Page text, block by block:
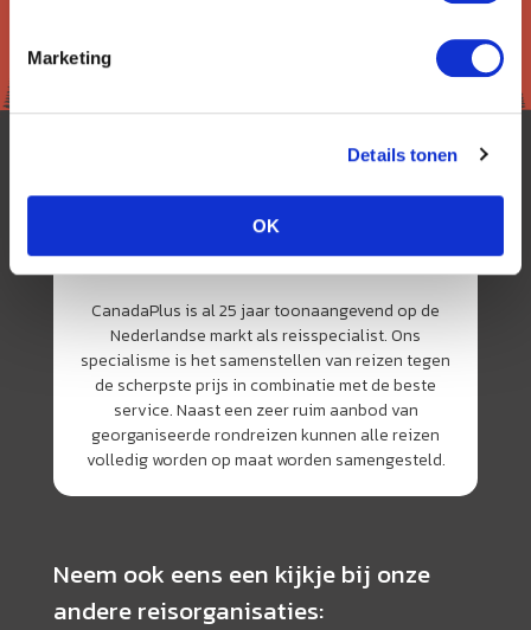
Marketing
Details tonen
OK
CanadaPlus is al 25 jaar toonaangevend op de
Nederlandse markt als reisspecialist. Ons
specialisme is het samenstellen van reizen tegen
de scherpste prijs in combinatie met de beste
service. Naast een zeer ruim aanbod van
georganiseerde rondreizen kunnen alle reizen
volledig worden op maat worden samengesteld.
Neem ook eens een kijkje bij onze
andere reisorganisaties: